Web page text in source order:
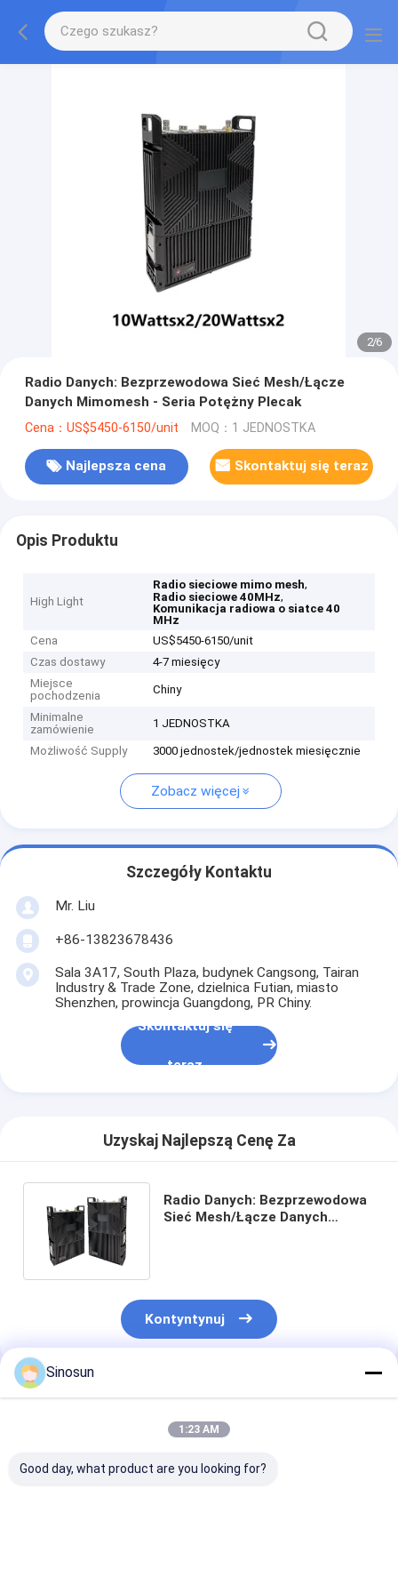
2/6
Radio Danych: Bezprzewodowa Sieć Mesh/Łącze
Danych Mimomesh - Seria Potężny Plecak
Cena：US$5450-6150/unit MOQ：1 JEDNOSTKA
Najlepsza cena Skontaktuj się teraz
Opis Produktu
High Light
Radio sieciowe mimo mesh,
Radio sieciowe 40MHz,
Komunikacja radiowa o siatce 40
MHz
Cena
US$5450-6150/unit
Czas dostawy
4-7 miesięcy
Miejsce
pochodzenia
Chiny
Minimalne
zamówienie
1 JEDNOSTKA
Możliwość Supply 3000 jednostek/jednostek miesięcznie
Zobacz więcej
Szczegóły Kontaktu
Mr. Liu
+86-13823678436
Sala 3A17, South Plaza, budynek Cangsong, Tairan
Industry & Trade Zone, dzielnica Futian, miasto
Shenzhen, prowincja Guangdong, PR Chiny.
Skontaktuj się
teraz
Uzyskaj Najlepszą Cenę Za
Radio Danych: Bezprzewodowa
Sieć Mesh/Łącze Danych
Kontyntynuj
Polecane Produkty
Sinosun
1:23 AM
Good day, what product are you looking for?